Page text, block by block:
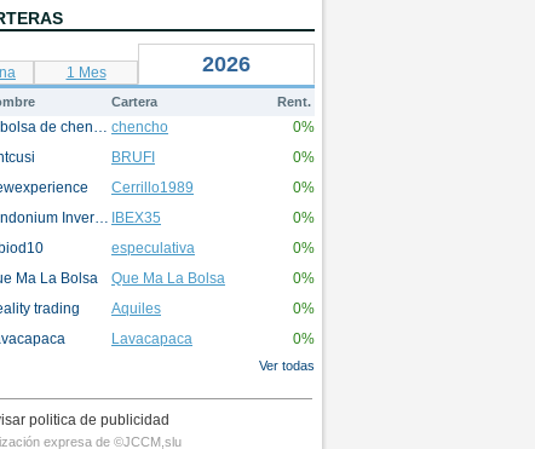
1 Mes 2026
Cartera Rent.
la bolsa de chencho chencho 0%
BRUFI 0%
Cerrillo1989 0%
Mindonium Inversions IBEX35 0%
especulativa 0%
Ma La Bolsa Que Ma La Bolsa 0%
trading Aquiles 0%
Lavacapaca 0%
Ver todas
politica de publicidad
expresa de ©JCCM,slu